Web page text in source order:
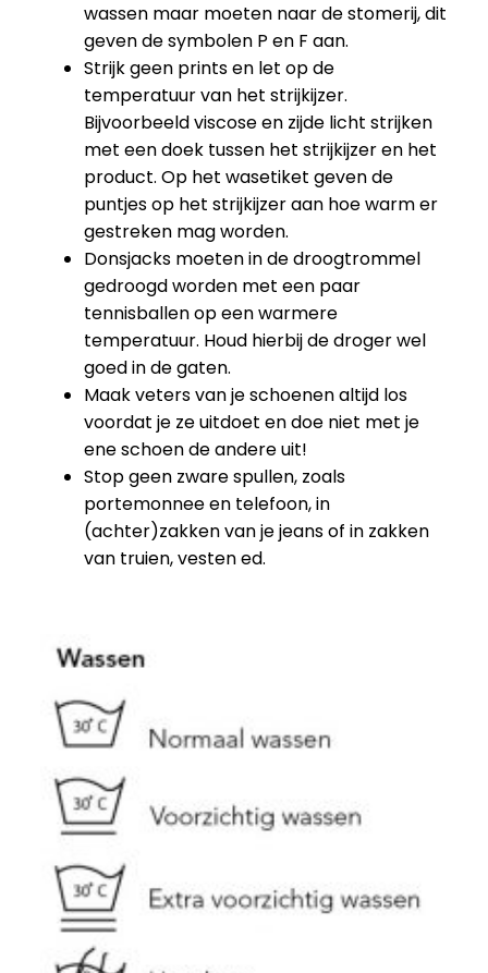
wassen maar moeten naar de stomerij, dit
geven de symbolen P en F aan.
Strijk geen prints en let op de
temperatuur van het strijkijzer.
Bijvoorbeeld viscose en zijde licht strijken
met een doek tussen het strijkijzer en het
product. Op het wasetiket geven de
puntjes op het strijkijzer aan hoe warm er
gestreken mag worden.
Donsjacks moeten in de droogtrommel
gedroogd worden met een paar
tennisballen op een warmere
temperatuur. Houd hierbij de droger wel
goed in de gaten.
Maak veters van je schoenen altijd los
voordat je ze uitdoet en doe niet met je
ene schoen de andere uit!
Stop geen zware spullen, zoals
portemonnee en telefoon, in
(achter)zakken van je jeans of in zakken
van truien, vesten ed.